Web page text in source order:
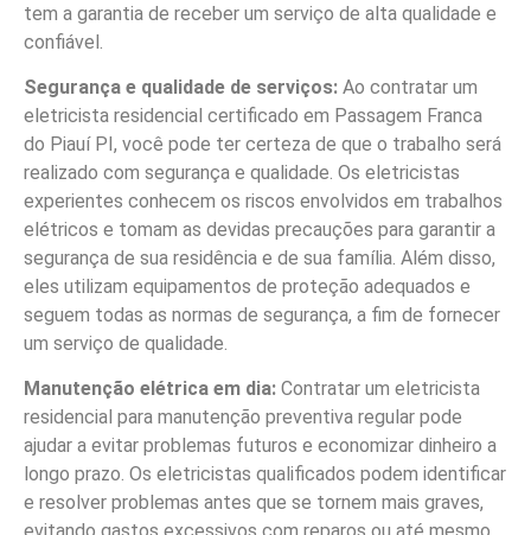
tem a garantia de receber um serviço de alta qualidade e
confiável.
Segurança e qualidade de serviços: Ao contratar um
eletricista residencial certificado em Passagem Franca
do Piauí PI, você pode ter certeza de que o trabalho será
realizado com segurança e qualidade. Os eletricistas
experientes conhecem os riscos envolvidos em trabalhos
elétricos e tomam as devidas precauções para garantir a
segurança de sua residência e de sua família. Além disso,
eles utilizam equipamentos de proteção adequados e
seguem todas as normas de segurança, a fim de fornecer
um serviço de qualidade.
Manutenção elétrica em dia: Contratar um eletricista
residencial para manutenção preventiva regular pode
ajudar a evitar problemas futuros e economizar dinheiro a
longo prazo. Os eletricistas qualificados podem identificar
e resolver problemas antes que se tornem mais graves,